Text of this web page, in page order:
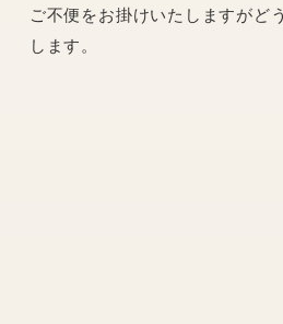
ご不便をお掛けいたしますがど
します。